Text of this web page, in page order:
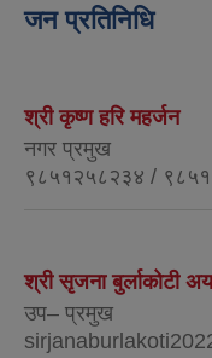
जन प्रतिनिधि
श्री कृष्ण हरि महर्जन
नगर प्रमुख
९८५१२५८२३४ /
श्री सृजना बुर्लाकोटी
उप– प्रमुख